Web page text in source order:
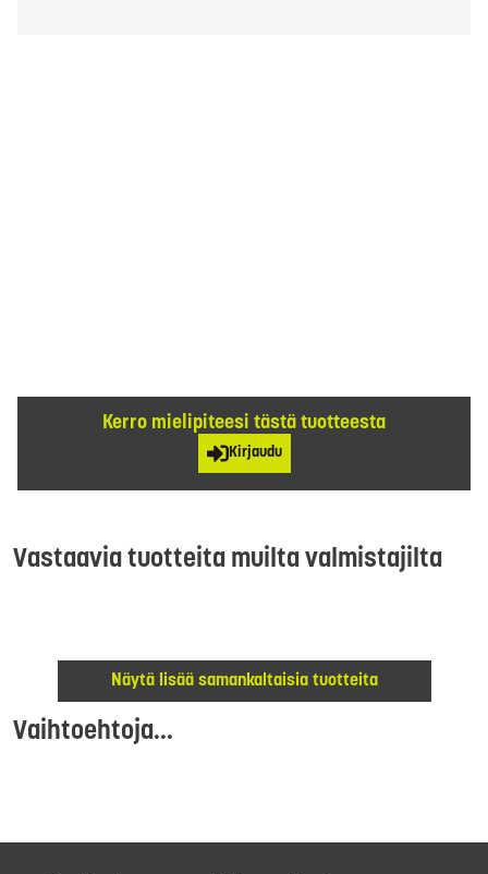
Kerro mielipiteesi tästä tuotteesta
Kirjaudu
Vastaavia tuotteita muilta valmistajilta
Näytä lisää samankaltaisia tuotteita
Vaihtoehtoja...